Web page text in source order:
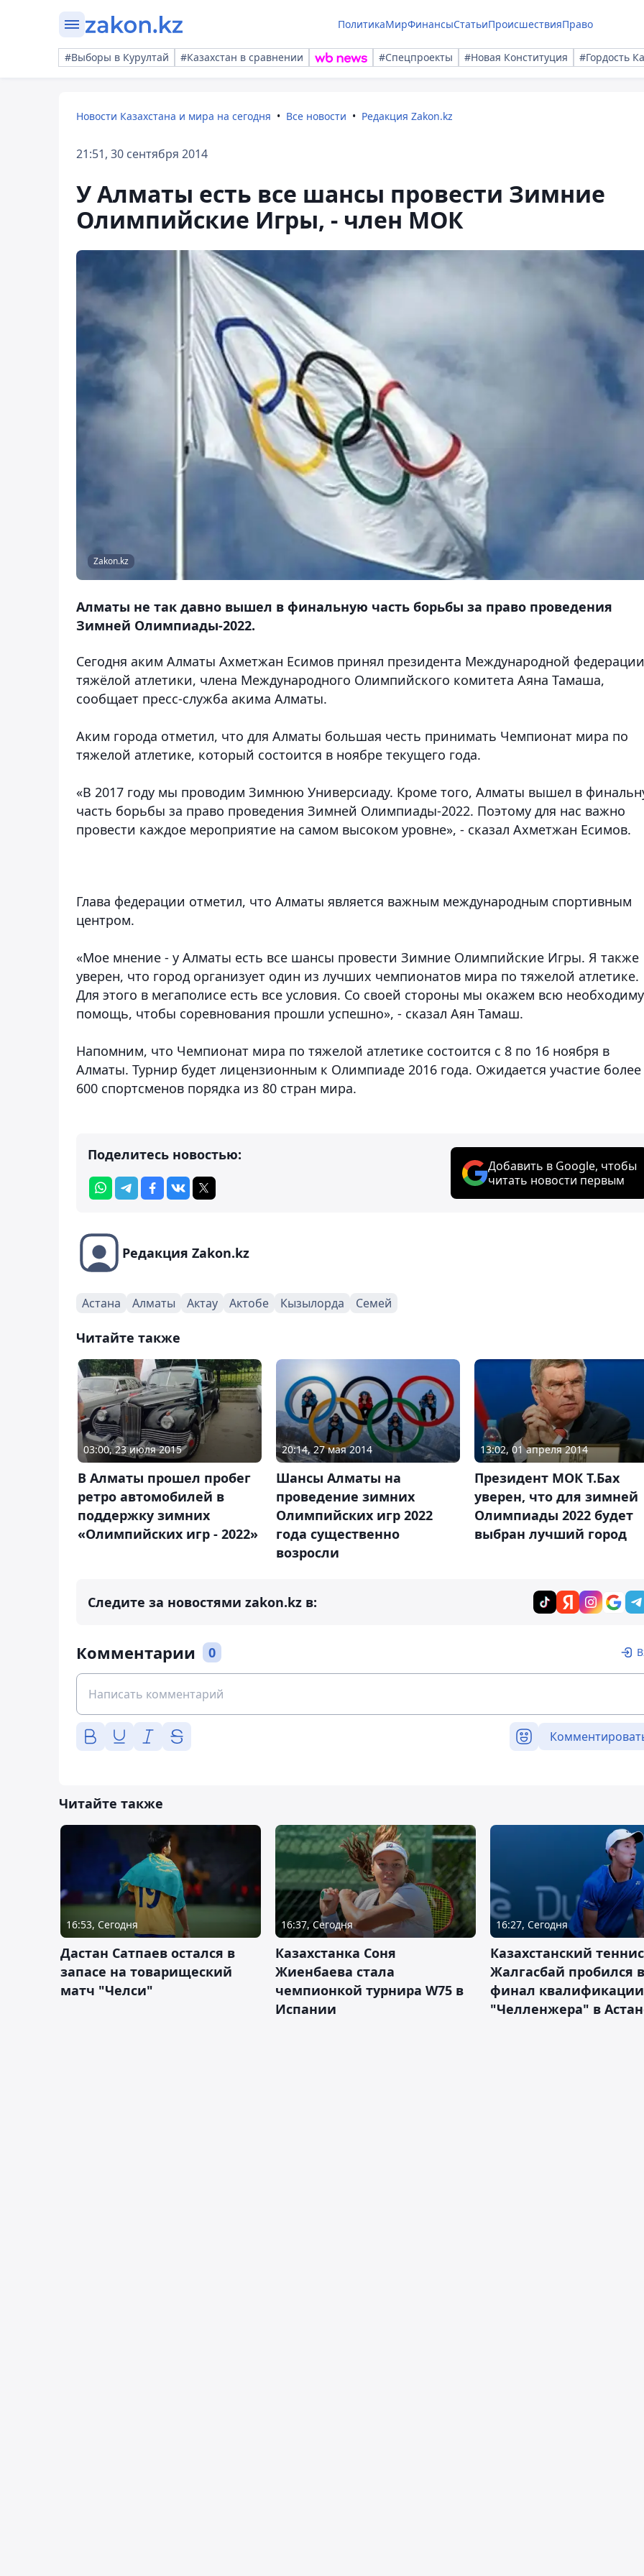
ПолитикаМирФинансыСтатьиПроисшествияПраво
#Выборы в Курултай #Казахстан в сравнении #Спецпроекты #Новая Конституция #Гордость
Новости Казахстана и мира на сегодня Все новости Редакция Zakon.kz
21:51, 30 сентября 2014
У Алматы есть все шансы провести Зимние
Олимпийские Игры, - член МОК
Zakon.kz
Алматы не так давно вышел в финальную часть борьбы за право проведения
Зимней Олимпиады-2022.
Сегодня аким Алматы Ахметжан Есимов принял президента Международной федерации
тяжёлой атлетики, члена Международного Олимпийского комитета Аяна Тамаша,
сообщает пресс-служба акима Алматы.
Аким города отметил, что для Алматы большая честь принимать Чемпионат мира по
тяжелой атлетике, который состоится в ноябре текущего года.
«В 2017 году мы проводим Зимнюю Универсиаду. Кроме того, Алматы вышел в
часть борьбы за право проведения Зимней Олимпиады-2022. Поэтому для нас важно
провести каждое мероприятие на самом высоком уровне», - сказал Ахметжан Есимов.
Глава федерации отметил, что Алматы является важным международным спортивным
центром.
«Мое мнение - у Алматы есть все шансы провести Зимние Олимпийские Игры. Я также
уверен, что город организует один из лучших чемпионатов мира по тяжелой атлетике.
Для этого в мегаполисе есть все условия. Со своей стороны мы окажем всю
помощь, чтобы соревнования прошли успешно», - сказал Аян Тамаш.
Напомним, что Чемпионат мира по тяжелой атлетике состоится с 8 по 16 ноября в
Алматы. Турнир будет лицензионным к Олимпиаде 2016 года. Ожидается участие более
600 спортсменов порядка из 80 стран мира.
Поделитесь новостью:
Добавить в Google, чтобы
читать новости первым
Редакция Zakon.kz
Астана Алматы Актау Актобе Кызылорда Семей
Читайте также
03:00, 23 июля 2015
В Алматы прошел пробег
ретро автомобилей в
поддержку зимних
«Олимпийских игр - 2022»
20:14, 27 мая 2014
Шансы Алматы на
проведение зимних
Олимпийских игр 2022
года существенно
возросли
13:02, 01 апреля 2014
Президент МОК Т.Бах
уверен, что для зимней
Олимпиады 2022 будет
выбран лучший город
Следите за новостями zakon.kz в:
Комментарии 0
Читайте также
16:53, Сегодня
Дастан Сатпаев остался в
запасе на товарищеский
матч "Челси"
16:37, Сегодня
Казахстанка Соня
Жиенбаева стала
чемпионкой турнира W75 в
Испании
16:27, Сегодня
Казахстанский
Жалгасбай пробился в
финал квалификации
"Челленжера" в